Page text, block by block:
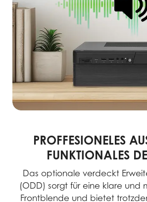
PROFFESIONELES
FUNKTIONALES
Das optionale verdeckt
(ODD) sorgt für eine klare und
Frontblende und bietet